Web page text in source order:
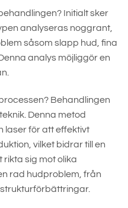
Initialt sker
analyseras noggrant,
såsom slapp hud, fina
analys möjliggör en
Behandlingen
Denna metod
laser för att effektivt
vilket bidrar till en
sig mot olika
rad hudproblem, från